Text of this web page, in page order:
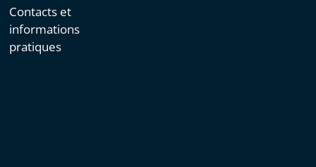
Contacts et
informations
pratiques